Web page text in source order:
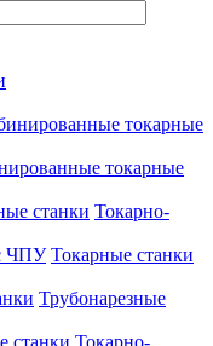
токарные
Токарно-
Токарные станки
Трубонарезные
Токарно-